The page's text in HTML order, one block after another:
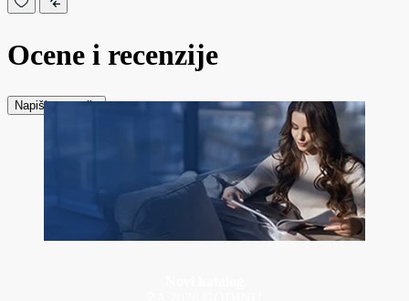
Ocene i recenzije
Napiši recenziju